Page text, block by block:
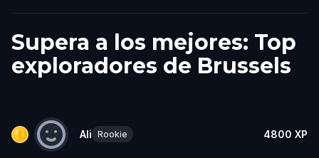
Supera a los mejores: Top
exploradores de Brussels
Ali Rookie 4800 XP